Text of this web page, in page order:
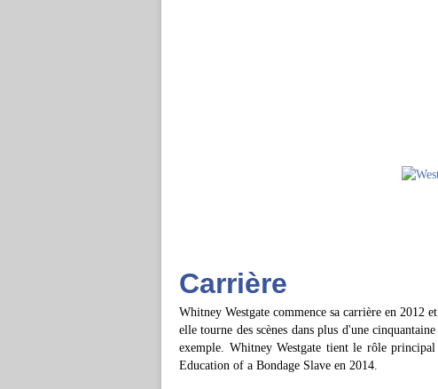
Carrière
Whitney Westgate commence sa carrière en 2012
elle tourne des scènes dans plus d'une
exemple. Whitney Westgate tient le rôle
Education of a Bondage Slave en 2014.